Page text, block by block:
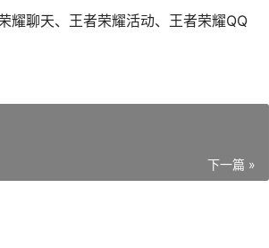
耀聊天、王者荣耀活动、王者荣耀QQ
下一篇 »